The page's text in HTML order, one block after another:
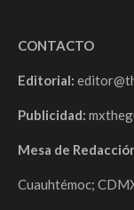
CONTACTO
Editorial:
Publicidad:
Mesa de
Cuauhtémoc;